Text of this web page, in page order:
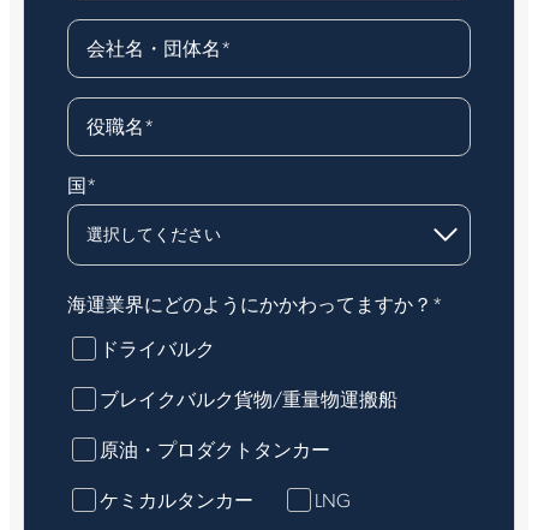
会社名・団体名*
役職名*
国*
海運業界にどのようにかかわってますか？ *
ドライバルク
ブレイクバルク貨物/重量物運搬船
原油・プロダクトタンカー
ケミカルタンカー
LNG